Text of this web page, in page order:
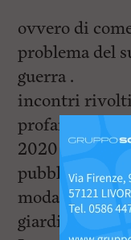
ovvero di
problema del
guerra .
incontri rivolti
profani della
2020 ebbero
pubblico, poi
modalità
giardino è